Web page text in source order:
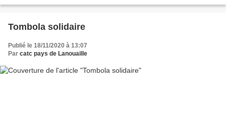
Tombola solidaire
Publié le 18/11/2020 à 13:07
Par catc pays de Lanouaille